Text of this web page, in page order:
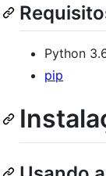
Python
pip